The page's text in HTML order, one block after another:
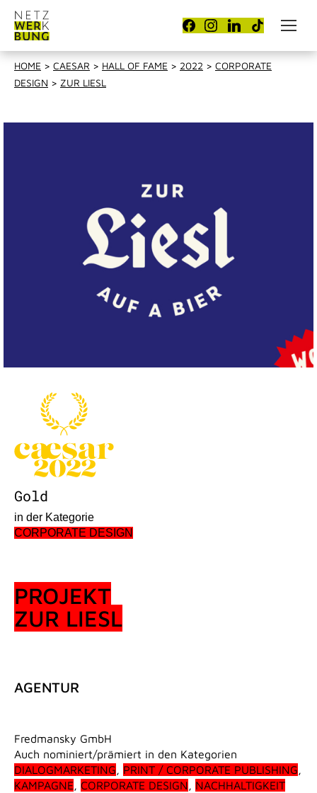
HOME > CAESAR > HALL OF FAME > 2022 > CORPORATE
DESIGN > ZUR LIESL
Gold
in der Kategorie
CORPORATE DESIGN
PROJEKT
ZUR LIESL
AGENTUR
Fredmansky GmbH
Auch nominiert/prämiert in den Kategorien
DIALOGMARKETING, PRINT / CORPORATE PUBLISHING,
KAMPAGNE, CORPORATE DESIGN, NACHHALTIGKEIT